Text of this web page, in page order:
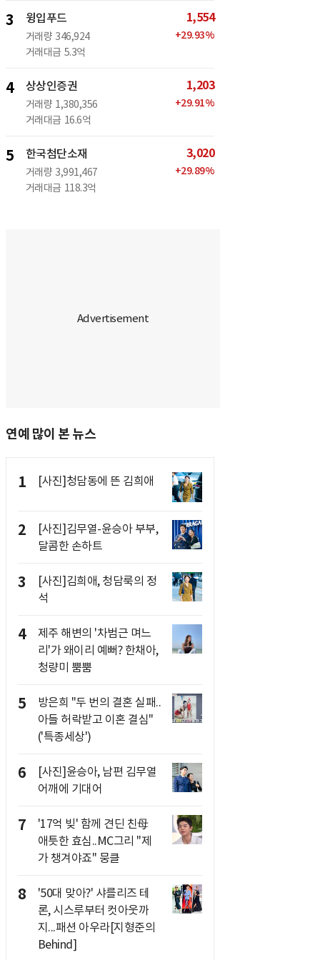
3 윙입푸드
거래량 346,924
거래대금 5.3억
1,554
+29.93%
4 상상인증권
거래량 1,380,356
거래대금 16.6억
1,203
+29.91%
5 한국첨단소재
거래량 3,991,467
거래대금 118.3억
3,020
+29.89%
연예 많이 본 뉴스
1 [사진]청담동에 뜬 김희애
2
[사진]김무열-윤승아 부부,
달콤한 손하트
3
[사진]김희애, 청담룩의 정
석
4
제주 해변의 '차범근 며느
리'가 왜이리 예뻐? 한채아,
청량미 뿜뿜
5
방은희 "두 번의 결혼 실패..
아들 허락받고 이혼 결심"
('특종세상')
6
[사진]윤승아, 남편 김무열
어깨에 기대어
7
'17억 빚' 함께 견딘 친母
애틋한 효심..MC그리 "제
가 챙겨야죠" 뭉클
8
'50대 맞아?' 샤를리즈 테
론, 시스루부터 컷아웃까
지...패션 아우라[지형준의
Behind]